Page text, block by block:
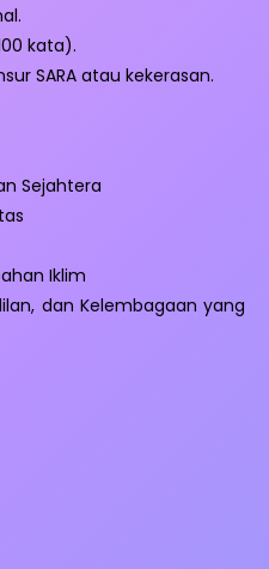
kata).
SARA atau kekerasan.
Sejahtera
Iklim
dan Kelembagaan yang